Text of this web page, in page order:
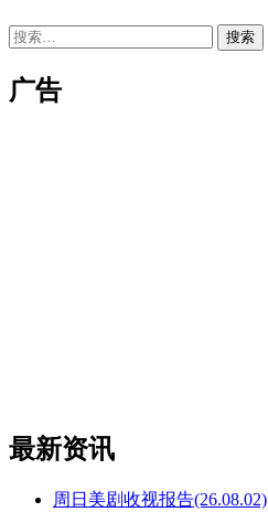
搜
广告
最新资讯
周日美剧收视报告(26.08.02)